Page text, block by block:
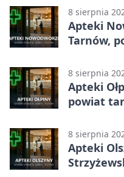
8 sierpnia
Apteki
Tarnów,
8 sierpnia
Apteki
powiat
8 sierpnia
Apteki